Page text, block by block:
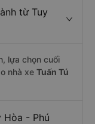
từ Tuy
lựa chọn cuối
nhà xe Tuấn Tú
Hòa - Phú